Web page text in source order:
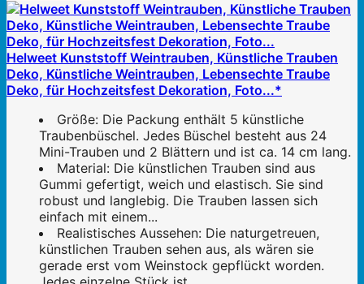
Helweet Kunststoff Weintrauben, Künstliche Trauben
Deko, Künstliche Weintrauben, Lebensechte Traube
Deko, für Hochzeitsfest Dekoration, Foto...*
Größe: Die Packung enthält 5 künstliche
Traubenbüschel. Jedes Büschel besteht aus 24
Mini-Trauben und 2 Blättern und ist ca. 14 cm lang.
Material: Die künstlichen Trauben sind aus
Gummi gefertigt, weich und elastisch. Sie sind
robust und langlebig. Die Trauben lassen sich
einfach mit einem...
Realistisches Aussehen: Die naturgetreuen,
künstlichen Trauben sehen aus, als wären sie
gerade erst vom Weinstock gepflückt worden.